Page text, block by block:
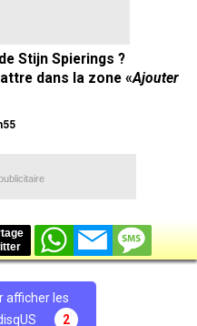
Stijn Spierings ?
dans la zone «Ajouter
afficher les
2